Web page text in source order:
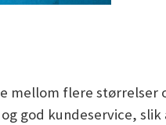
mellom flere størrelser
god kundeservice, slik